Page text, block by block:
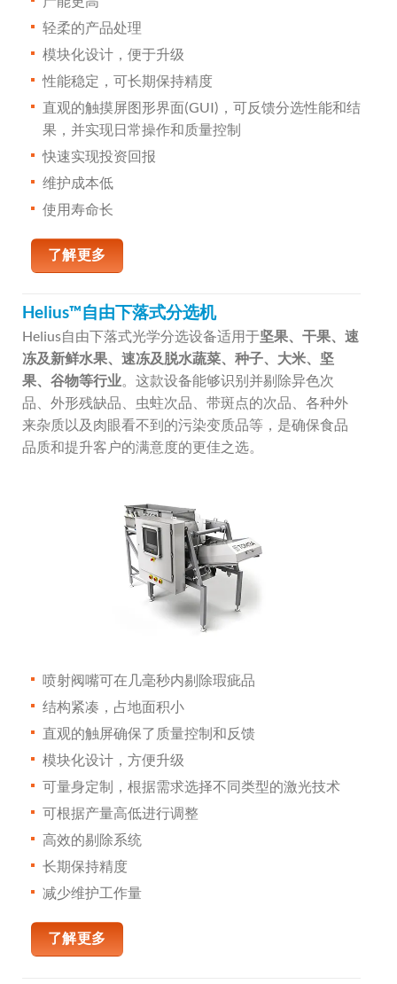
轻柔的产品处理
模块化设计，便于升级
性能稳定，可长期保持精度
直观的触摸屏图形界面(GUI)，可反馈分选性能和结
果，并实现日常操作和质量控制
快速实现投资回报
维护成本低
使用寿命长
了解更多
Helius™自由下落式分选机
Helius自由下落式光学分选设备适用于坚果、干果、速
冻及新鲜水果、速冻及脱水蔬菜、种子、大米、坚
果、谷物等行业。这款设备能够识别并剔除异色次
品、外形残缺品、虫蛀次品、带斑点的次品、各种外
来杂质以及肉眼看不到的污染变质品等，是确保食品
品质和提升客户的满意度的更佳之选。
喷射阀嘴可在几毫秒内剔除瑕疵品
结构紧凑，占地面积小
直观的触屏确保了质量控制和反馈
模块化设计，方便升级
可量身定制，根据需求选择不同类型的激光技术
可根据产量高低进行调整
高效的剔除系统
长期保持精度
减少维护工作量
了解更多